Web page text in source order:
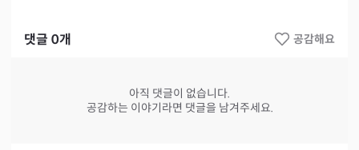
댓글 0개 공감해요
아직 댓글이 없습니다.
공감하는 이야기라면 댓글을 남겨주세요.